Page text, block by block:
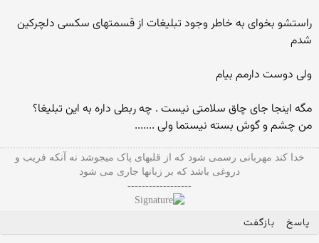
راستشو بخوای به خاطر وجود تبلیغات از قسمتهای سکسی دلچرکین
شدم
ولی دوست دارمم بیام
مگه اینجا جای چاق سلامتی نیست . چه ربطی داره به این تبلیغا؟
من چشم و گوش بسته نیستما ولی .......
خدا کند مهربانی رسمی شود که از قلبهای پاک میجوشد نه آنکه فریب و
دروغی باشد که بر زبانها جاری می شود
------------------
پاسخ بازگفت